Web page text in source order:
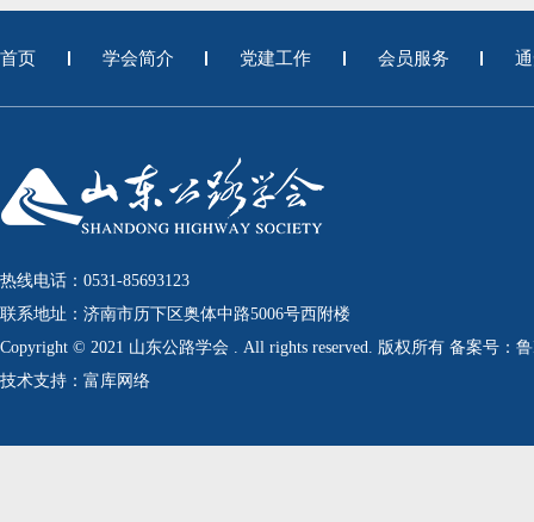
首页 学会简介 党建工作 会员服务
热线电话：0531-85693123
联系地址：济南市历下区奥体中路5006号西附楼
Copyright © 2021 山东公路学会 . All rights reserved. 版权所有 备案号：鲁
技术支持：富库网络